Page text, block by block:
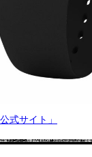
式サイト」